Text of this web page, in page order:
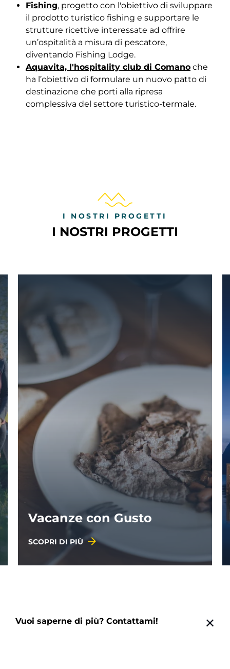
Fishing, progetto con l'obiettivo di sviluppare
il prodotto turistico fishing e supportare le
strutture ricettive interessate ad offrire
un’ospitalità a misura di pescatore,
diventando Fishing Lodge.
Aquavita, l'hospitality club di Comano che
ha l’obiettivo di formulare un nuovo patto di
destinazione che porti alla ripresa
complessiva del settore turistico-termale.
I NOSTRI PROGETTI
I NOSTRI PROGETTI
Vacanze con Gusto
SCOPRI DI PIÙ
Vuoi saperne di più? Contattami!